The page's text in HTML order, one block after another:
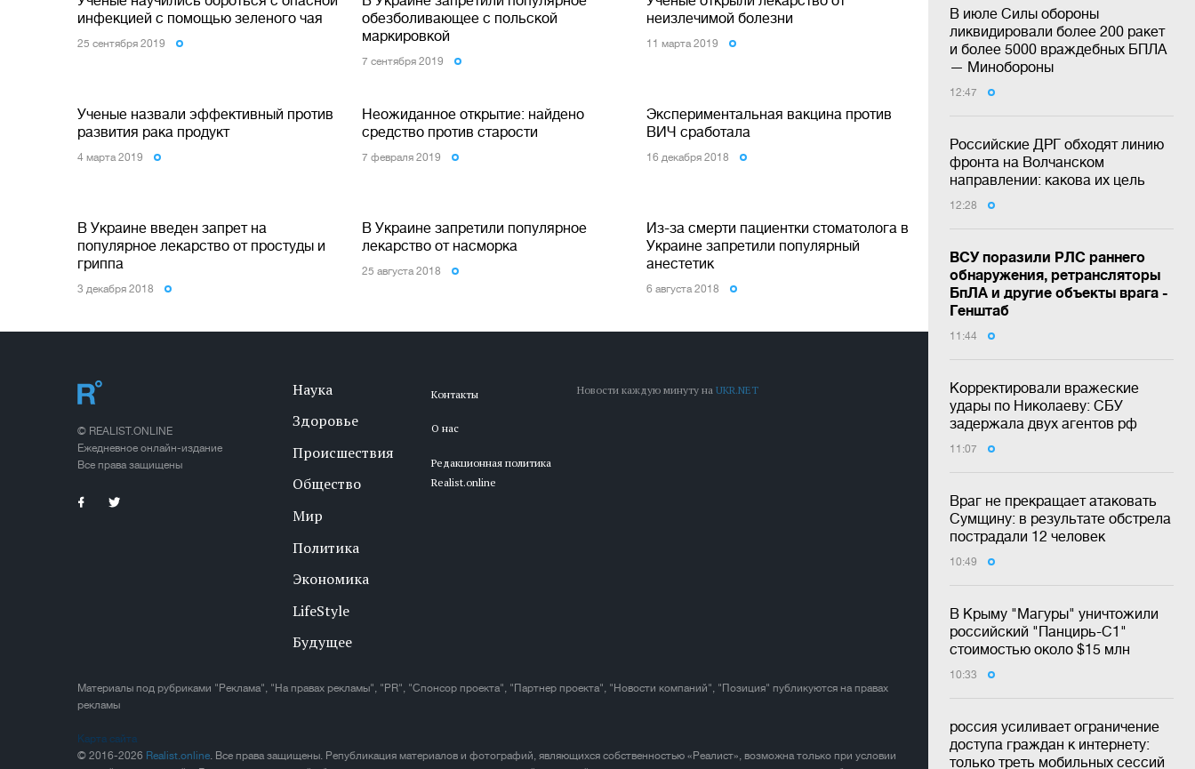
В июле Силы обороны
ликвидировали более 200 ракет
и более 5000 враждебных БПЛА
— Минобороны
12:47
Российские ДРГ обходят линию
фронта на Волчанском
направлении: какова их цель
12:28
ВСУ поразили РЛС раннего
обнаружения, ретрансляторы
БпЛА и другие объекты врага -
Генштаб
11:44
Корректировали вражеские
удары по Николаеву: СБУ
задержала двух агентов рф
11:07
Враг не прекращает атаковать
Сумщину: в результате обстрела
пострадали 12 человек
10:49
В Крыму "Магуры" уничтожили
российский "Панцирь-С1"
стоимостью около $15 млн
10:33
россия усиливает ограничение
доступа граждан к интернету:
только треть мобильных сессий
инфекцией с помощью зеленого чая
25 сентября 2019
обезболивающее с польской
маркировкой
7 сентября 2019
неизлечимой болезни
11 марта 2019
Ученые назвали эффективный против
развития рака продукт
4 марта 2019
Неожиданное открытие: найдено
средство против старости
7 февраля 2019
Экспериментальная вакцина против
ВИЧ сработала
16 декабря 2018
В Украине введен запрет на
популярное лекарство от простуды и
гриппа
3 декабря 2018
В Украине запретили популярное
лекарство от насморка
25 августа 2018
Из-за смерти пациентки стоматолога в
Украине запретили популярный
анестетик
6 августа 2018
© REALIST.ONLINE
Ежедневное онлайн-издание
Все права защищены
Наука
Здоровье
Происшествия
Общество
Мир
Политика
Экономика
LifeStyle
Будущее
Контакты
О нас
Редакционная политика
Realist.online
Новости каждую минуту наUKR.NET
Материалы под рубриками "Реклама", "На правах рекламы", "PR", "Спонсор проекта", "Партнер проекта", "Новости компаний", "Позиция" публикуются на правах
рекламы
Карта сайта
© 2016-2026 Realist.online. Все права защищены. Републикация материалов и фотографий, являющихся собственностью «Реалист», возможна только при условии